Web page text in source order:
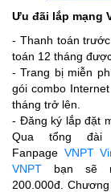
Ưu đãi lắp mạng
- Thanh toán
toán 12 tháng
- Trang bị miễn
gói combo
tháng trở lên.
- Đăng ký lắp đặt
Qua tổng đài
Fanpage VNPT
VNPT
bạn sẽ
200.000đ.